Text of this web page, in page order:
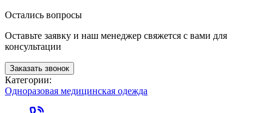
Остались вопросы
Оставьте заявку и наш менеджер свяжется с вами для
консультации
Заказать звонок
Категории:
Одноразовая медицинская одежда